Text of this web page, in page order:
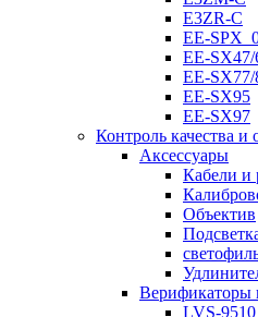
E3ZR-C
EE-
EE-SX47/
EE-SX77/
EE-SX95
EE-SX97
Контроль качества и
Аксессуары
Кабели и
Объектив
Верификаторы
LVS-9510